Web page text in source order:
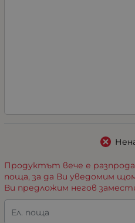
Продуктът вече е
поща, за да Ви уведомим
Ви предложим негов
Ел. поща